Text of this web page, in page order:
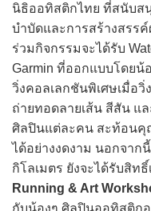
นิธิออทิสติกไทย ที่สนับส
บำบัดและการสร้างสรร
ร่วมกิจกรรมจะได้รับ
Garmin ที่ออกแบบโดยน้
วิ่งคอลเลกชันพิเศษเมื่อ
ถ่ายทอดลายเส้น สีสัน แ
ศิลปินแต่ละคน สะท้อนคุ
ได้อย่างงดงาม นอกจาก
กิโลเมตร ยังจะได้รับสิท
Running & Art